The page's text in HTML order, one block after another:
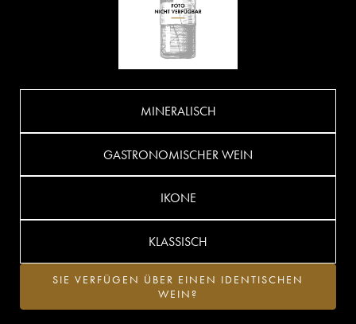
MINERALISCH
GASTRONOMISCHER WEIN
IKONE
KLASSISCH
SIE VERFÜGEN ÜBER EINEN IDENTISCHEN
WEIN?